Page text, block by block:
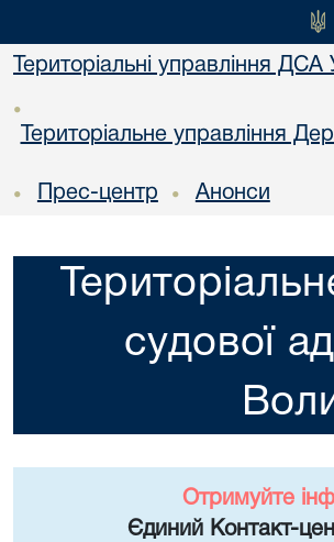
Територіальні управління ДСА
•
Територіальне управління
• Прес-центр • Анонси
судової
Отримуйте
Єдиний Контакт-